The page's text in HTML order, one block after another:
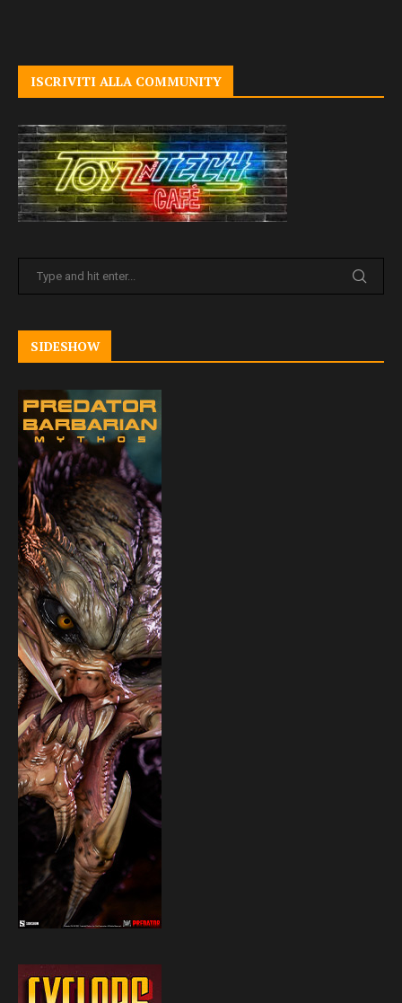
ISCRIVITI ALLA COMMUNITY
SIDESHOW